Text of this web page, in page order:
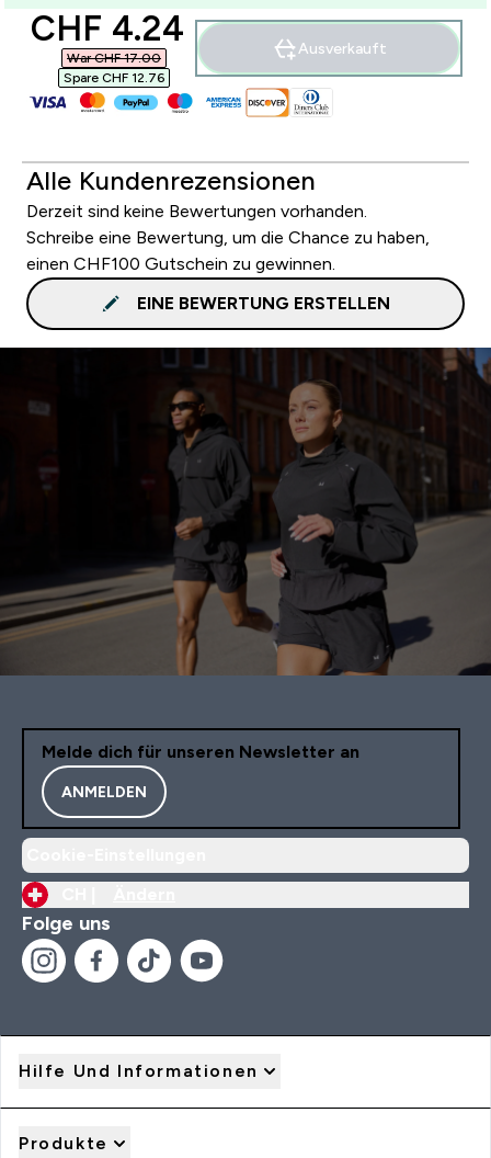
discounted price
CHF 4.24‎
War CHF 17.00‎
Spare CHF 12.76‎
Ausverkauft
Alle Kundenrezensionen
Derzeit sind keine Bewertungen vorhanden.
Schreibe eine Bewertung, um die Chance zu haben,
einen CHF100 Gutschein zu gewinnen.
EINE BEWERTUNG ERSTELLEN
Melde dich für unseren Newsletter an
ANMELDEN
Folge uns
Hilfe Und Informationen
Produkte